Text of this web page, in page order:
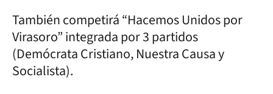
También competirá “Hacemos Unidos por
Virasoro” integrada por 3 partidos
(Demócrata Cristiano, Nuestra Causa y
Socialista).